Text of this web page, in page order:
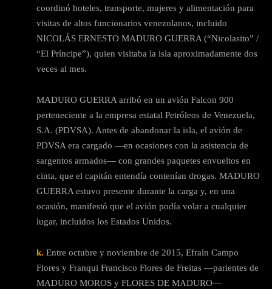
coordinó hoteles, transporte, mujeres y alimentación para
visitas de altos funcionarios venezolanos, incluido
NICOLÁS ERNESTO MADURO GUERRA (“Nicolasito” /
“El Príncipe”), quien visitaba la isla aproximadamente dos
veces al mes.
MADURO GUERRA arribó en un avión Falcon 900
perteneciente a la empresa estatal Petróleos de Venezuela,
S.A. (PDVSA). Antes de abandonar la isla, el avión de
PDVSA era cargado —en ocasiones con la asistencia de
sargentos armados— con grandes paquetes envueltos en
cinta, que el capitán entendía contenían drogas. MADURO
GUERRA estuvo presente durante la carga y, en una
ocasión, manifestó que el avión podía volar a cualquier
lugar, incluidos los Estados Unidos.
k. Entre octubre y noviembre de 2015, Efraín Campo
Flores y Franqui Francisco Flores de Freitas —parientes de
MADURO MOROS y FLORES DE MADURO—